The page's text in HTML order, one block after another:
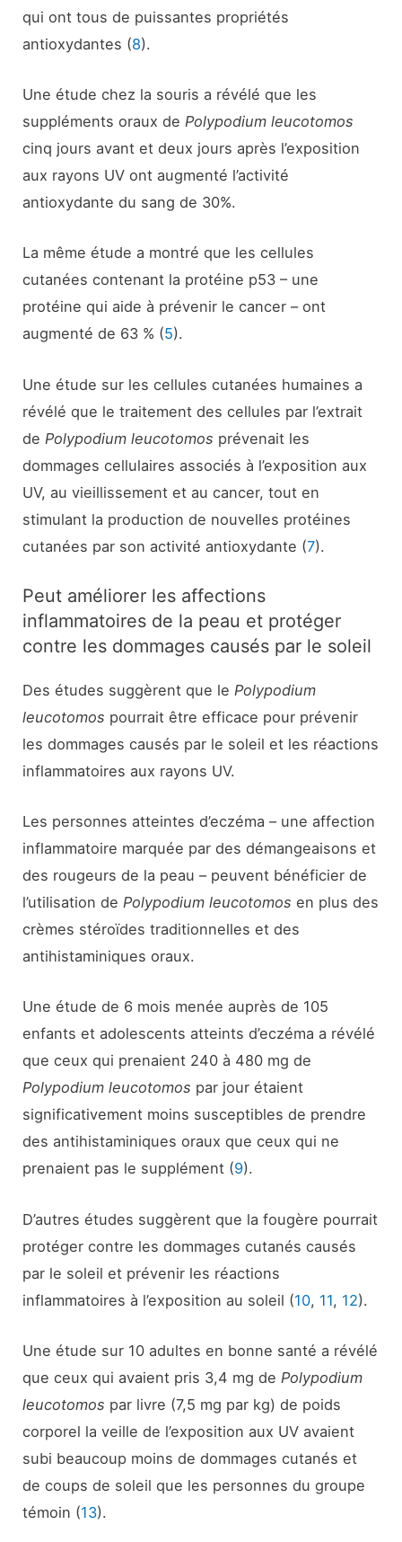
qui ont tous de puissantes propriétés
antioxydantes (8).
Une étude chez la souris a révélé que les
suppléments oraux dePolypodium leucotomos
cinq jours avant et deux jours après l’exposition
aux rayons UV ont augmenté l’activité
antioxydante du sang de 30%.
La même étude a montré que les cellules
cutanées contenant la protéine p53 – une
protéine qui aide à prévenir le cancer – ont
augmenté de 63 % (5).
Une étude sur les cellules cutanées humaines a
révélé que le traitement des cellules par l’extrait
de Polypodium leucotomos prévenait les
dommages cellulaires associés à l’exposition aux
UV, au vieillissement et au cancer, tout en
stimulant la production de nouvelles protéines
cutanées par son activité antioxydante (7).
Peut améliorer les affections
inflammatoires de la peau et protéger
contre les dommages causés par le soleil
Des études suggèrent que le Polypodium
leucotomos pourrait être efficace pour prévenir
les dommages causés par le soleil et les réactions
inflammatoires aux rayons UV.
Les personnes atteintes d’eczéma – une affection
inflammatoire marquée par des démangeaisons et
des rougeurs de la peau – peuvent bénéficier de
l’utilisation dePolypodium leucotomos en plus des
crèmes stéroïdes traditionnelles et des
antihistaminiques oraux.
Une étude de 6 mois menée auprès de 105
enfants et adolescents atteints d’eczéma a révélé
que ceux qui prenaient 240 à 480 mg de
Polypodium leucotomos par jour étaient
significativement moins susceptibles de prendre
des antihistaminiques oraux que ceux qui ne
prenaient pas le supplément (9).
D’autres études suggèrent que la fougère pourrait
protéger contre les dommages cutanés causés
par le soleil et prévenir les réactions
inflammatoires à l’exposition au soleil (10, 11, 12).
Une étude sur 10 adultes en bonne santé a révélé
que ceux qui avaient pris 3,4 mg de Polypodium
leucotomos par livre (7,5 mg par kg) de poids
corporel la veille de l’exposition aux UV avaient
subi beaucoup moins de dommages cutanés et
de coups de soleil que les personnes du groupe
témoin (13).